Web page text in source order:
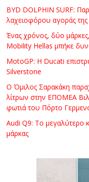
BYD DOLPHIN SURF:
λαχειοφόρου αγοράς
Ένας χρόνος, δύο
Mobility Hellas μπήκε
MotoGP: Η Ducati
Silverstone
Ο Όμιλος Σαρακάκη
λίτρων στην ΕΠΟΜΕΑ
φωτιά του Πόρτο
Audi Q9: Το μεγαλύτερο
μάρκας